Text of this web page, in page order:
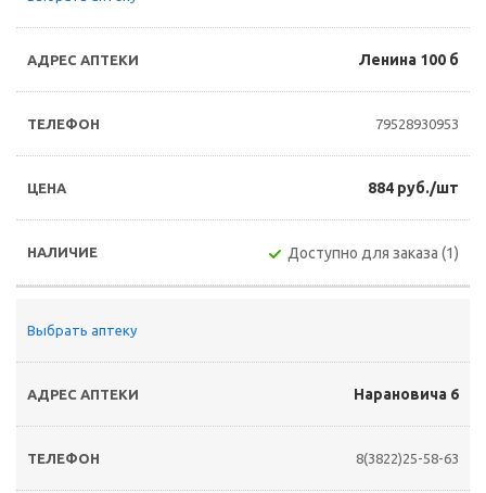
Ленина 100 б
79528930953
884 руб./шт
Доступно для заказа (1)
Выбрать аптеку
Нарановича 6
8(3822)25-58-63